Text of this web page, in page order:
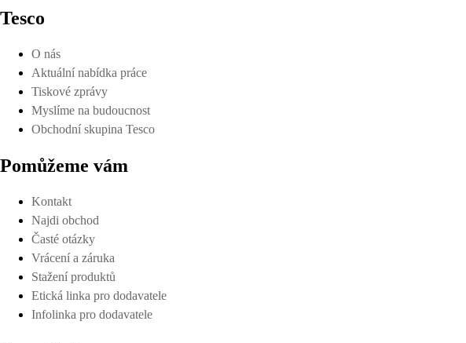
Tesco
O nás
Aktuální nabídka práce
Tiskové zprávy
Myslíme na budoucnost
Obchodní skupina Tesco
Pomůžeme vám
Kontakt
Najdi obchod
Časté otázky
Vrácení a záruka
Stažení produktů
Etická linka pro dodavatele
Infolinka pro dodavatele